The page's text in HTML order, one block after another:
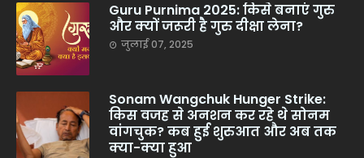
Guru Purnima 2025: किसे बनाएं गुरु
और क्यों जरूरी है गुरु दीक्षा लेना?
जुलाई 07, 2025
Sonam Wangchuk Hunger Strike:
किस वजह से अनशन कर रहे थे सोनम
वांगचुक? कब हुई शुरुआत और अब तक
क्या-क्या हुआ